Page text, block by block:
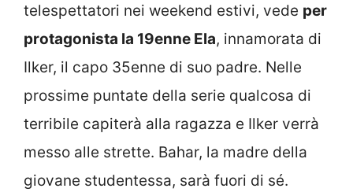
telespettatori nei weekend estivi, vede per
protagonista la 19enne Ela, innamorata di
Ilker, il capo 35enne di suo padre. Nelle
prossime puntate della serie qualcosa di
terribile capiterà alla ragazza e Ilker verrà
messo alle strette. Bahar, la madre della
giovane studentessa, sarà fuori di sé.